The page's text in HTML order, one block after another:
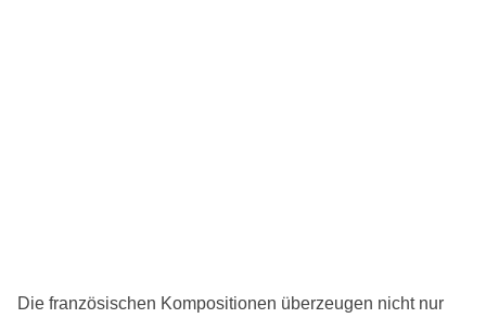
Die französischen Kompositionen überzeugen nicht nur